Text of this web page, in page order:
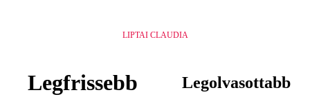
LIPTAI CLAUDIA
Legfrissebb Legolvasottabb